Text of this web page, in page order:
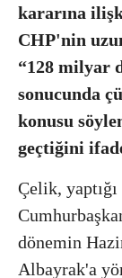
kararına
CHP'nin
“128 milyar
sonucunda
konusu
geçtiğini
Çelik,
dönemin
Albayrak'a